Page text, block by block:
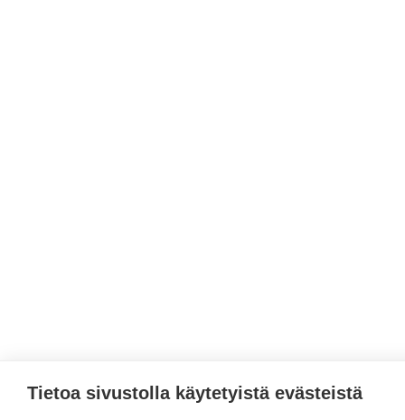
Tietoa sivustolla käytetyistä evästeistä